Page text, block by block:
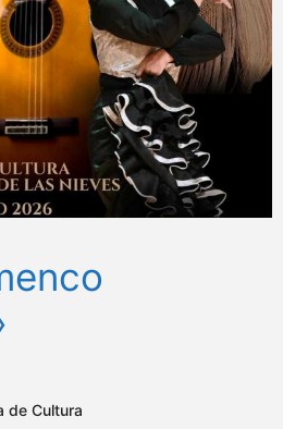
de Cultura